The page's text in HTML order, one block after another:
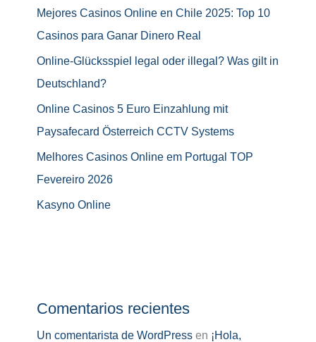
Mejores Casinos Online en Chile 2025: Top 10
Casinos para Ganar Dinero Real
Online-Glücksspiel legal oder illegal? Was gilt in
Deutschland?
Online Casinos 5 Euro Einzahlung mit
Paysafecard Österreich CCTV Systems
Melhores Casinos Online em Portugal TOP
Fevereiro 2026
Kasyno Online
Comentarios recientes
Un comentarista de WordPress en ¡Hola,